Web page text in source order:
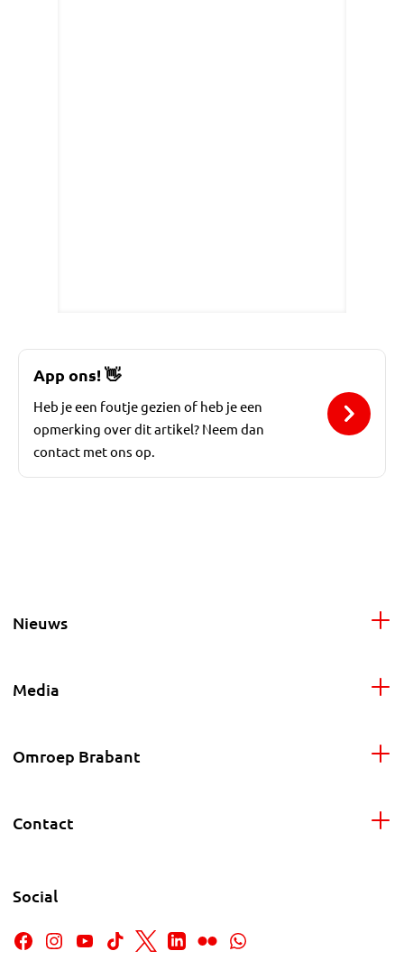
App ons!👋
Heb je een foutje gezien of heb je een
opmerking over dit artikel? Neem dan
contact met ons op.
Nieuws
Media
Omroep Brabant
Contact
Social